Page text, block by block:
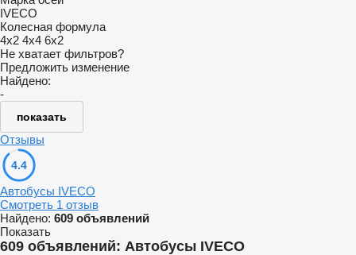
IVECO
Колесная формула
4x2 4x4 6x2
Не хватает фильтров?
Предложить изменение
Найдено:
-
показать
Отзывы
4.4
Автобусы IVECO
Смотреть 1 отзыв
Найдено: 609 объявлений
Показать
609 объявлений: Автобусы IVECO